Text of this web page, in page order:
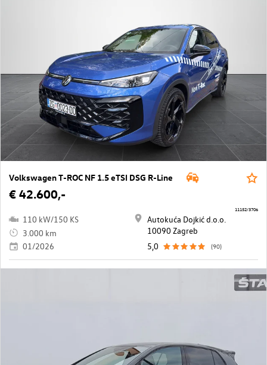
Volkswagen T-ROC NF 1.5 eTSI DSG R-Line
€ 42.600,-
110 kW/150 KS
3.000 km
01/2026
Autokuća Dojkić d.o.o.
10090 Zagreb
5,0
(90)
11152/3706